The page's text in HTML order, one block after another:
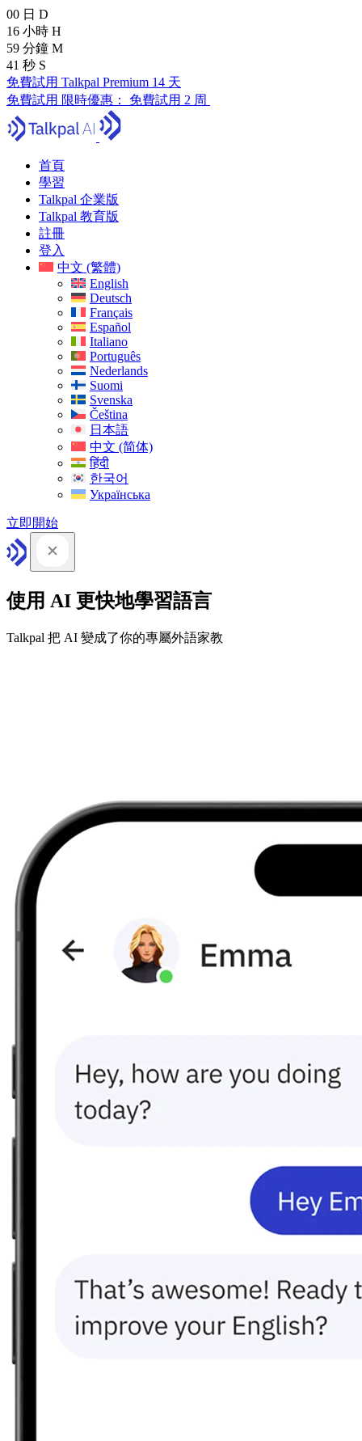
00 日 D
16 小時 H
59 分鐘 M
40 秒 S
免費試用 Talkpal Premium 14 天
免費試用 限時優惠： 免費試用 2 周
首頁
學習
Talkpal 企業版
Talkpal 教育版
註冊
登入
中文 (繁體)
English
Deutsch
Français
Español
Italiano
Português
Nederlands
Suomi
Svenska
Čeština
日本語
中文 (简体)
हिंदी
한국어
Українська
立即開始
使用 AI 更快地學習語言
Talkpal 把 AI 變成了你的專屬外語家教